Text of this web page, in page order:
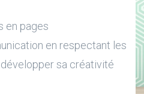
en pages
en respectant les
sa créativité